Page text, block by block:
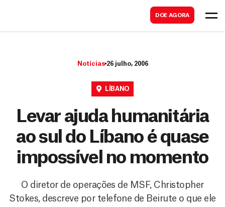
DOE AGORA
r
Notícias 26 julho, 2006
LÍBANO
Levar ajuda humanitária
ao sul do Líbano é quase
impossível no momento
O diretor de operações de MSF, Christopher
Stokes, descreve por telefone de Beirute o que ele
a
r